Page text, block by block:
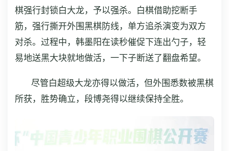
棋强行封锁白大龙，予以强杀。白棋借助挖断手
筋，强行撕开外围黑棋防线，单方追杀演变为双方
对杀。过程中，韩墨阳在读秒催促下连出勺子，轻
易地送黑大块就地做活，一下子断送了翻盘希望。
尽管白超级大龙亦得以做活，但外围悉数被黑棋
所获，胜势确立，段博尧得以继续保持全胜。